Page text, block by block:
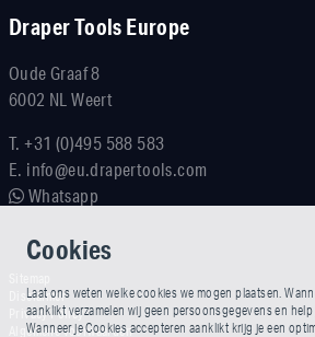
Draper Tools Europe
Oude Graaf 8
6002 NL Weert
T.+31 (0)495 588 583
E. info@eu.drapertools.com
Whatsapp
Disclaimer
Privacy Policy
Algemene voorwaarden
Cookies
Laat ons weten welke cookies we mogen plaatsen.
aanklikt verzamelen wij geen persoonsgegevens en
Wanneer je Cookies accepteren aanklikt krijg je een